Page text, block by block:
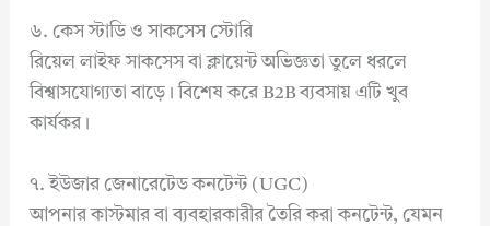
৬. কেস স্টাডি ও সাকসেস স্টোরি
রিয়েল লাইফ সাকসেস বা ক্লায়েন্ট অভিজ্ঞতা তুলে ধরলে
বিশ্বাসযোগ্যতা বাড়ে। বিশেষ করে B2B ব্যবসায় এটি খুব
কার্যকর।
৭. ইউজার জেনারেটেড কনটেন্ট (UGC)
আপনার কাস্টমার বা ব্যবহারকারীর তৈরি করা কনটেন্ট, যেমন